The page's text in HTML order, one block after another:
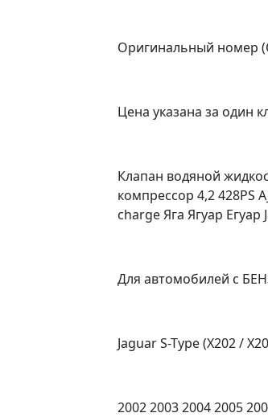
Оригинальный номер
Цена указана за один
Клапан водяной
компрессор 4,2 428PS
charge Яга Ягуар Егуар
Для автомобилей с
Jaguar S-Type (X202 /
2002 2003 2004 2005